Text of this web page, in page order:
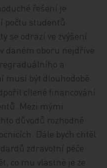
řešení je
počtu studentů
se odrazí ve zvýšení
daném oboru nejdříve
a
musí být dlouhodobě
cílené financování
Mezi mými
důvodů rozhodně
Dále bych chtěl
zdravotní péče.
co mu vlastně je ze